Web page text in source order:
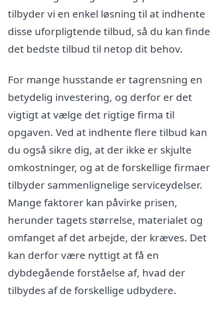
tilbyder vi en enkel løsning til at indhente
disse uforpligtende tilbud, så du kan finde
det bedste tilbud til netop dit behov.
For mange husstande er tagrensning en
betydelig investering, og derfor er det
vigtigt at vælge det rigtige firma til
opgaven. Ved at indhente flere tilbud kan
du også sikre dig, at der ikke er skjulte
omkostninger, og at de forskellige firmaer
tilbyder sammenlignelige serviceydelser.
Mange faktorer kan påvirke prisen,
herunder tagets størrelse, materialet og
omfanget af det arbejde, der kræves. Det
kan derfor være nyttigt at få en
dybdegående forståelse af, hvad der
tilbydes af de forskellige udbydere.